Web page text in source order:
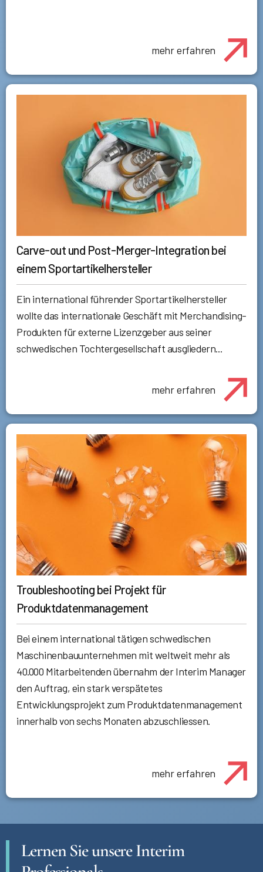
mehr erfahren
Carve-out und Post-Merger-Integration bei
einem Sportartikelhersteller
Ein international führender Sportartikelhersteller
wollte das internationale Geschäft mit Merchandising-
Produkten für externe Lizenzgeber aus seiner
schwedischen Tochtergesellschaft ausgliedern...
mehr erfahren
Troubleshooting bei Projekt für
Produktdatenmanagement
Bei einem international tätigen schwedischen
Maschinenbauunternehmen mit weltweit mehr als
40.000 Mitarbeitenden übernahm der Interim Manager
den Auftrag, ein stark verspätetes
Entwicklungsprojekt zum Produktdatenmanagement
innerhalb von sechs Monaten abzuschliessen.
mehr erfahren
Lernen Sie unsere Interim